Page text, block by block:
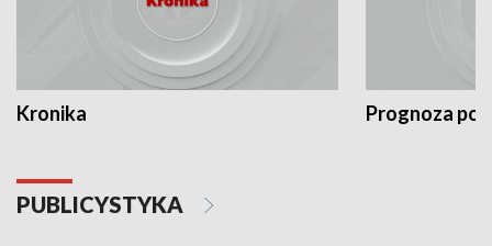
Kronika Prognoza
PUBLICYSTYKA